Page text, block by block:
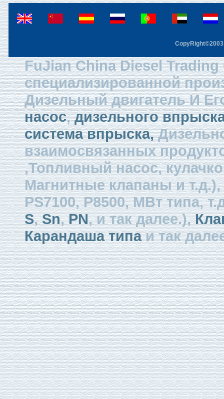
FuJian China Diesel Trading
специализированной
Дизельный двигатель И
насос,дизельного
система впрыска,
взаимосвязанных
,Топливный насос,
Магнитные клапаны и т.д.),
PS7100, P8500, МВт типа,
S,Sn,PN, и так далее.),
Карандаша типаи так